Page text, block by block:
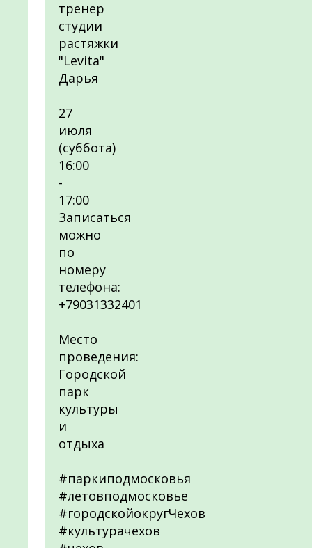
тренер
студии
растяжки
"Levita"
Дарья
27
июля
(суббота)
16:00
-
17:00
Записаться
можно
по
номеру
телефона:
+79031332401
Место
проведения:
Городской
парк
культуры
и
отдыха
#паркиподмосковья
#летовподмосковье
#городскойокругЧехов
#культурачехов